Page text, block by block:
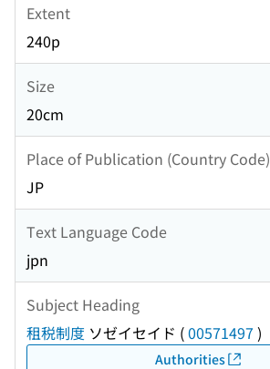
Extent
240p
Size
20cm
Place of Publication (Country Code)
JP
Text Language Code
jpn
Subject Heading
租税制度 ソゼイセイド (00571497 )
Authorities